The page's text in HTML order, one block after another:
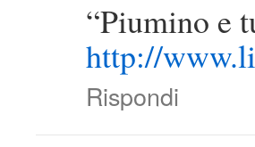
“Piumino e
http://
Rispondi